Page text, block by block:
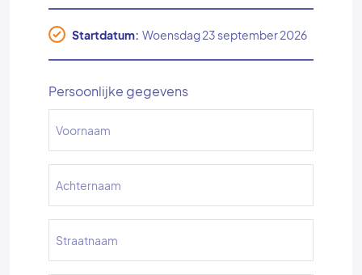
Startdatum: Woensdag 23 september 2026
Persoonlijke gegevens